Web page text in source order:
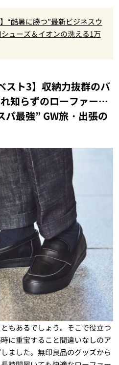
“酷暑に勝つ”最新ビジネスウ
ューズ＆イオンの洗える1万
ト3】収納力抜群のバ
知らずのローファー…
パ最強” GW旅・出張の
もあるでしょう。そこで役立つ
に重宝すること間違いなしのア
ました。無印良品のグッズから